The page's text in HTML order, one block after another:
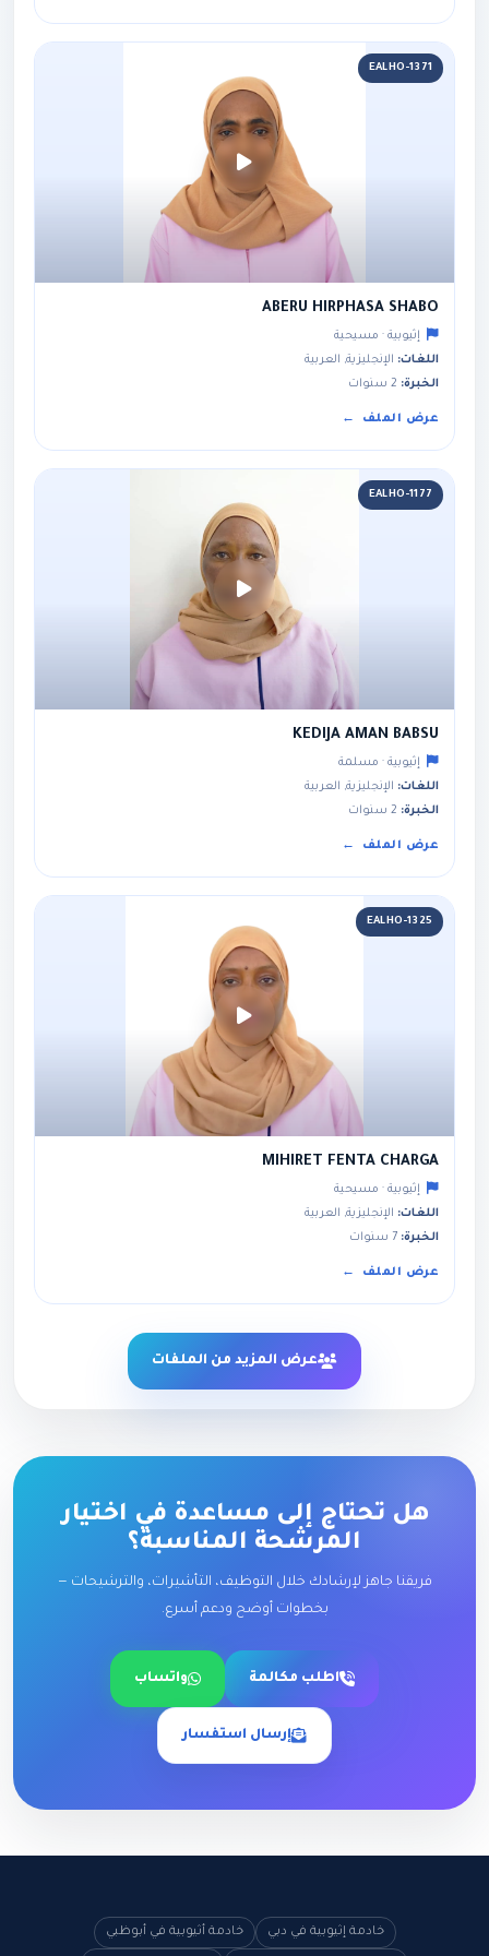
EALHO-1371
ABERU HIRPHASA SHABO
إثيوبية · مسيحية
اللغات: الإنجليزية, العربية
الخبرة:
عرض الملف
EALHO-1177
KEDIJA AMAN BABSU
إثيوبية · مسلمة
اللغات: الإنجليزية, العربية
الخبرة:
عرض الملف
EALHO-1325
MIHIRET FENTA CHARGA
إثيوبية · مسيحية
اللغات: الإنجليزية, العربية
الخبرة:
عرض الملف
عرض المزيد من الملفات
هل تحتاج إلى مساعدة في اختيار
المرشحة المناسبة؟
فريقنا جاهز لإرشادك خلال التوظيف، التأشيرات، والترشيحات —
بخطوات أوضح ودعم أسرع.
اطلب مكالمة واتساب
إرسال استفسار
خادمة إثيوبية في دبي خادمة أثيوبية في أبوظبي